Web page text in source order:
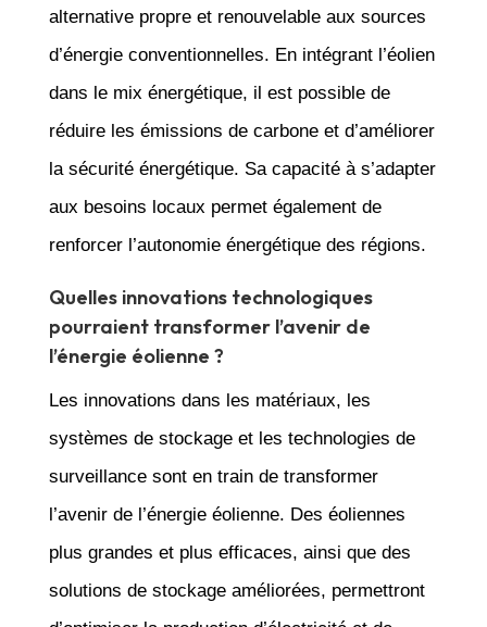
alternative propre et renouvelable aux sources
d’énergie conventionnelles. En intégrant l’éolien
dans le mix énergétique, il est possible de
réduire les émissions de carbone et d’améliorer
la sécurité énergétique. Sa capacité à s’adapter
aux besoins locaux permet également de
renforcer l’autonomie énergétique des régions.
Quelles innovations technologiques
pourraient transformer l’avenir de
l’énergie éolienne ?
Les innovations dans les matériaux, les
systèmes de stockage et les technologies de
surveillance sont en train de transformer
l’avenir de l’énergie éolienne. Des éoliennes
plus grandes et plus efficaces, ainsi que des
solutions de stockage améliorées, permettront